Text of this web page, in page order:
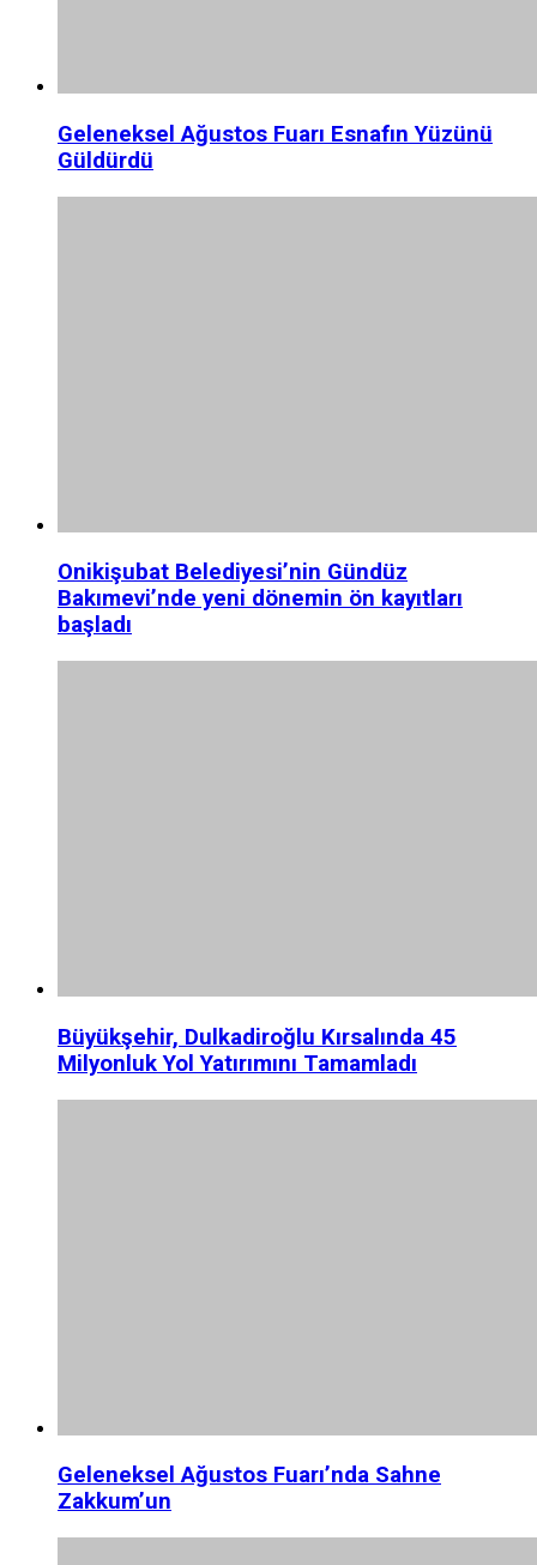
Geleneksel Ağustos Fuarı Esnafın Yüzünü
Güldürdü
Onikişubat Belediyesi’nin Gündüz
Bakımevi’nde yeni dönemin ön kayıtları
başladı
Büyükşehir, Dulkadiroğlu Kırsalında 45
Milyonluk Yol Yatırımını Tamamladı
Geleneksel Ağustos Fuarı’nda Sahne
Zakkum’un